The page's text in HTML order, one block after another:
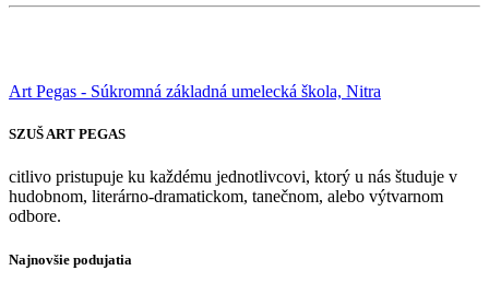
Art Pegas - Súkromná základná umelecká škola, Nitra
SZUŠ ART PEGAS
citlivo pristupuje ku každému jednotlivcovi, ktorý u nás študuje v
hudobnom, literárno-dramatickom, tanečnom, alebo výtvarnom
odbore.
Najnovšie podujatia